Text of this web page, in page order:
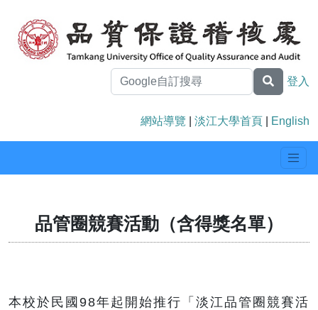
登入
網站導覽 淡江大學首頁 English
品管圈競賽活動（含得獎名單）
本校於民國98年起開始推行「淡江品管圈競賽活